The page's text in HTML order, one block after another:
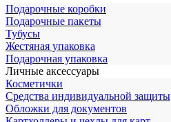
Подарочные коробки
Подарочные пакеты
Тубусы
Жестяная упаковка
Подарочная упаковка
Личные аксессуары
Косметички
Средства индивидуальной защиты
Обложки для документов